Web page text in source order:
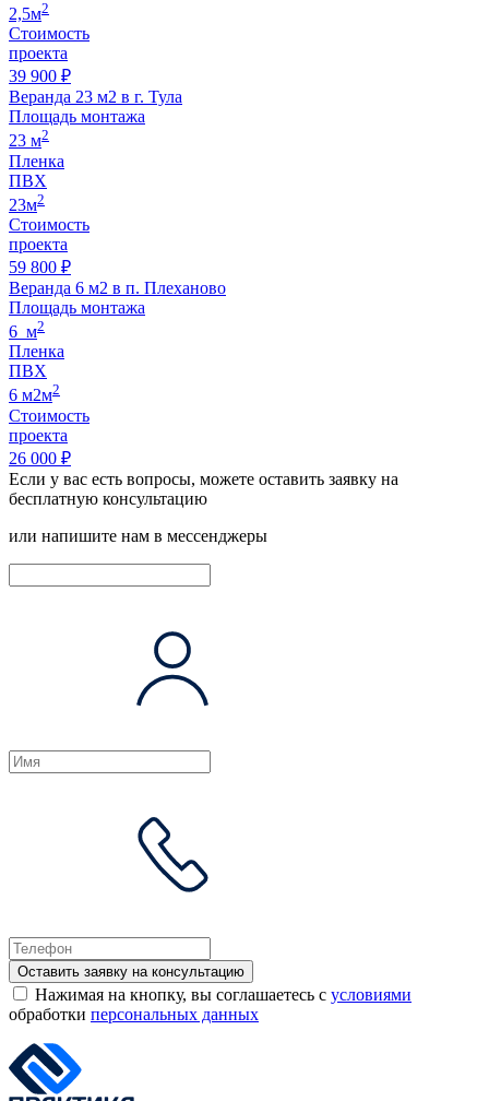
2,5м2
Стоимость
проекта
39 900 ₽
Веранда 23 м2 в г. Тула
Площадь монтажа
23 м2
Пленка
ПВХ
23м2
Стоимость
проекта
59 800 ₽
Веранда 6 м2 в п. Плеханово
Площадь монтажа
6 м2
Пленка
ПВХ
6 м2м2
Стоимость
проекта
26 000 ₽
Если у вас есть вопросы, можете оставить заявку на
бесплатную консультацию
или напишите нам в мессенджеры
Оставить заявку на консультацию
Нажимая на кнопку, вы соглашаетесь с условиями
обработки персональных данных